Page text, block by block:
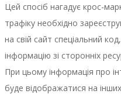
Цей спосіб нагадує крос-
трафіку необхідно
на свій сайт спеціальний
інформацію зі сторонніх
При цьому інформація про
буде відображатися на